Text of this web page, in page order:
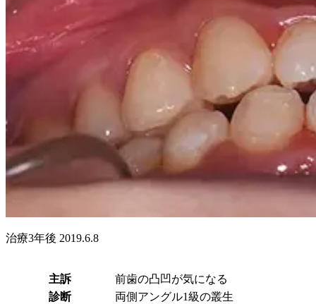
治療3年後 2019.6.8
主訴
前歯の凸凹が気になる
診断
両側アングル1級の叢生